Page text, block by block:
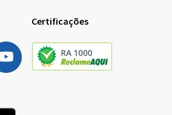
Certificações